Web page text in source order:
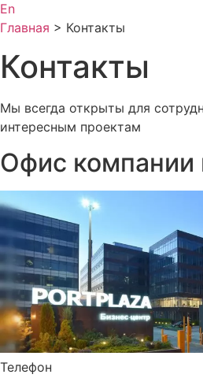
En
Главная > Контакты
Контакты
Мы всегда открыты для
интересным проектам
Офис компании
Телефон